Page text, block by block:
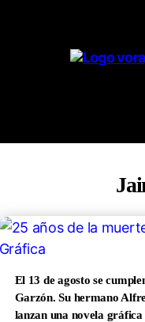
El 13 de agosto se
Garzón. Su hermano
lanzan una novela